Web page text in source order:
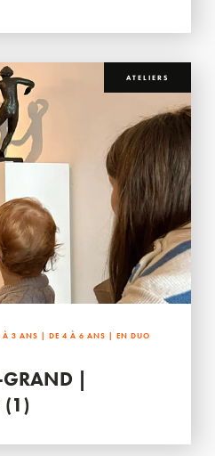
ATELIERS
À 3 ANS | DE 4 À 6 ANS | EN DUO
GRAND |
(1)